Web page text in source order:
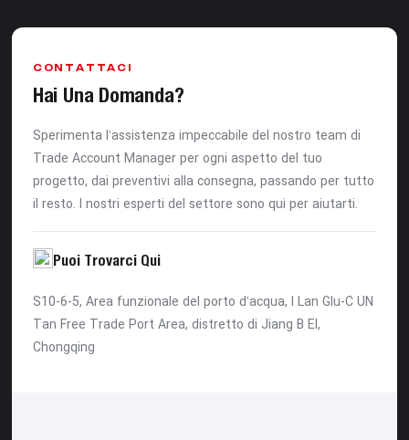
CONTATTACI
Hai Una Domanda?
Sperimenta l'assistenza impeccabile del nostro team di
Trade Account Manager per ogni aspetto del tuo
progetto, dai preventivi alla consegna, passando per tutto
il resto. I nostri esperti del settore sono qui per aiutarti.
Puoi Trovarci Qui
S10-6-5, Area funzionale del porto d'acqua, l Lan Glu-C UN
Tan Free Trade Port Area, distretto di Jiang B EI,
Chongqing